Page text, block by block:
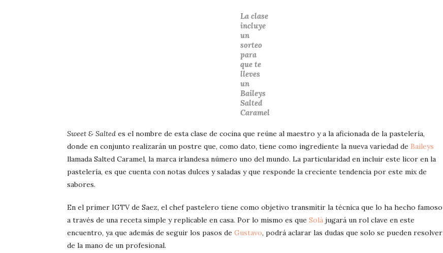
La clase
incluye
un
sorteo
para
que te
lleves
un
Baileys
Salted
Caramel
Sweet & Salted es el nombre de esta clase de cocina que reúne al maestro y a la aficionada de la pastelería,
donde en conjunto realizarán un postre que, como dato, tiene como ingrediente la nueva variedad de Baileys
llamada Salted Caramel, la marca irlandesa número uno del mundo. La particularidad en incluir este licor en la
pastelería, es que cuenta con notas dulces y saladas y que responde la creciente tendencia por este mix de
sabores.
En el primer IGTV de Saez, el chef pastelero tiene como objetivo transmitir la técnica que lo ha hecho famoso
a través de una receta simple y replicable en casa. Por lo mismo es que Solà jugará un rol clave en este
encuentro, ya que además de seguir los pasos de Gustavo, podrá aclarar las dudas que solo se pueden resolver
de la mano de un profesional.